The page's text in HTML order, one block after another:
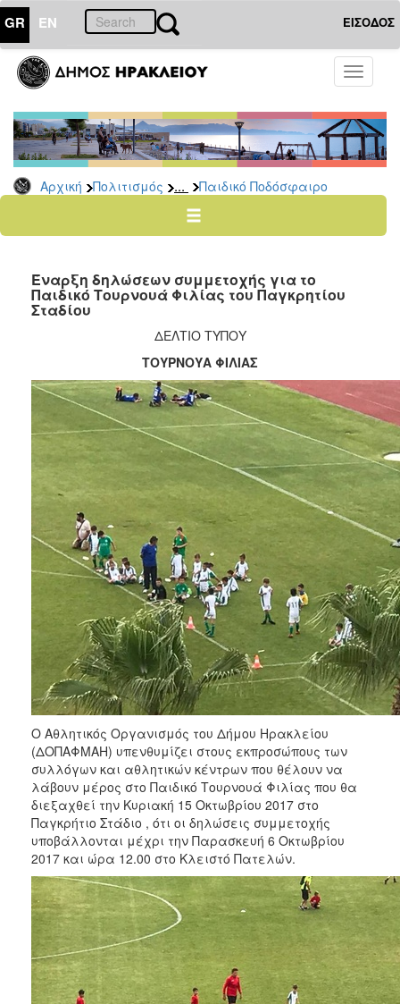
GR EN ΕΙΣΟΔΟΣ
Toggle
Αρχική Πολιτισμός ... Παιδικό Ποδόσφαιρο
ΠΟΛΙΤΙΣΜΟΣ
Ποδήλατα
ΤΟΠΟΣ
ΔΗΜΟΣ
Έναρξη δηλώσεων συμμετοχής για το
Παιδικό Τουρνουά Φιλίας του Παγκρητίου
Σταδίου
ΔΕΛΤΙΟ ΤΥΠΟΥ
ΤΟΥΡΝΟΥΑ ΦΙΛΙΑΣ
Ο Αθλητικός Οργανισμός του Δήμου Ηρακλείου
(ΔΟΠΑΦΜΑΗ) υπενθυμίζει στους εκπροσώπους των
συλλόγων και αθλητικών κέντρων που θέλουν να
λάβουν μέρος στο Παιδικό Τουρνουά Φιλίας που θα
διεξαχθεί την Κυριακή 15 Οκτωβρίου 2017 στο
Παγκρήτιο Στάδιο , ότι οι δηλώσεις συμμετοχής
υποβάλλονται μέχρι την Παρασκευή 6 Οκτωβρίου
2017 και ώρα 12.00 στο Κλειστό Πατελών.